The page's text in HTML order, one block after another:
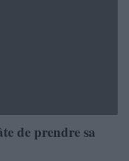
de prendre sa